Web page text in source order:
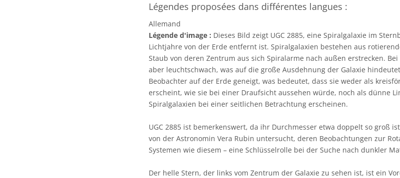
Légendes proposées dans différentes langues :
Allemand
Légende d'image : Dieses Bild zeigt UGC 2885, eine Spiralgalaxie im
Lichtjahre von der Erde entfernt ist. Spiralgalaxien bestehen aus
Staub von deren Zentrum aus sich Spiralarme nach außen erstrecken.
aber leuchtschwach, was auf die große Ausdehnung der Galaxie
Beobachter auf der Erde geneigt, was bedeutet, dass sie weder als
erscheint, wie sie bei einer Draufsicht aussehen würde, noch als dünne
Spiralgalaxien bei einer seitlichen Betrachtung erscheinen.
UGC 2885 ist bemerkenswert, da ihr Durchmesser etwa doppelt so groß
von der Astronomin Vera Rubin untersucht, deren Beobachtungen zur
Systemen wie diesem – eine Schlüsselrolle bei der Suche nach dunkler
Der helle Stern, der links vom Zentrum der Galaxie zu sehen ist, ist ein